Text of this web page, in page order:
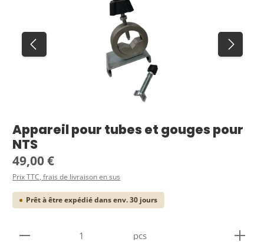
Appareil pour tubes et gouges pour
NTS
Prix régulier :
49,00 €
Prix TTC, frais de livraison en sus
Prêt à être expédié dans env. 30 jours
Quantité de produit : Entrez la quantité
pcs